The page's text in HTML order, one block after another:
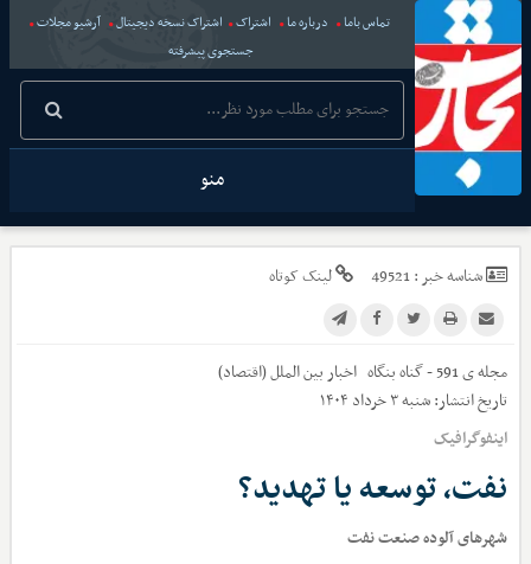
تماس باما درباره ما اشتراک اشتراک نسخه دیجیتال
آرشیو مجلات
جستجوی پیشرفته
منو
شناسه خبر :49521 لینک کوتاه
مجله ی 591 - گناه بنگاه اخباربین الملل (اقتصاد)
تاریخ انتشار:شنبه ۳ خرداد ۱۴۰۴
اینفوگرافیک
نفت، توسعه یا تهدید؟
شهرهای آلوده صنعت نفت